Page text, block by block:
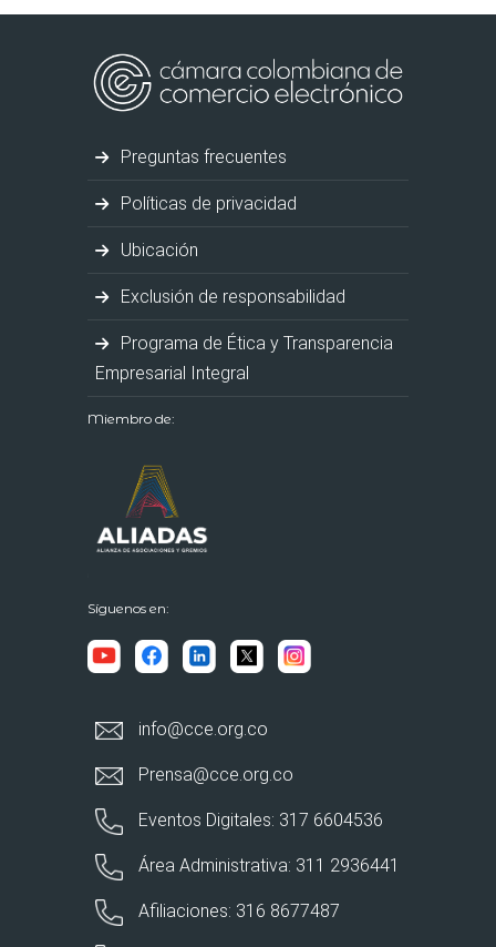
Preguntas frecuentes
Políticas de privacidad
Ubicación
Exclusión de responsabilidad
Programa de Ética y Transparencia
Empresarial Integral
Miembro de:
Síguenos en:
info@cce.org.co
Prensa@cce.org.co
Eventos Digitales: 317 6604536
Área Administrativa: 311 2936441
Afiliaciones: 316 8677487